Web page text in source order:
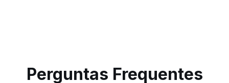
Perguntas Frequentes